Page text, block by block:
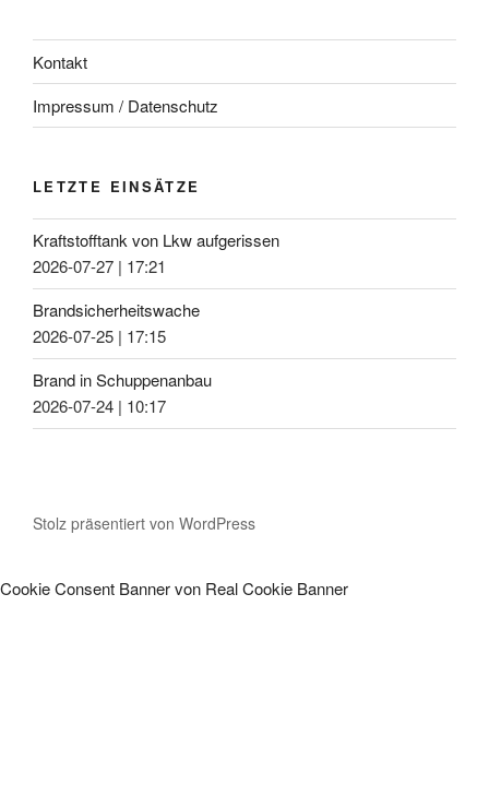
Kontakt
Impressum / Datenschutz
LETZTE EINSÄTZE
Kraftstofftank von Lkw aufgerissen
2026-07-27 | 17:21
Brandsicherheitswache
2026-07-25 | 17:15
Brand in Schuppenanbau
2026-07-24 | 10:17
Stolz präsentiert von WordPress
Cookie Consent Banner von Real Cookie Banner